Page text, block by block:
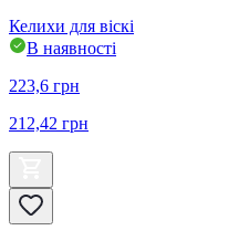
Келихи для віскі
В наявності
223,6 грн
212,42 грн